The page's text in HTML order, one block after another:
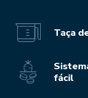
Taça
fácil